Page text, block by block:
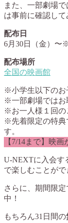
また、一部劇場
は事前に確認して
配布日
6月30日（金）〜
配布場所
全国の映画館
※小学生以下のお
※一部劇場ではお
※お一人様１回の
※先着限定の特典
す。
【7/14まで】映画
U-NEXTに入会す
で楽しむことがで
さらに、期間限定
中！
もちろん31日間の